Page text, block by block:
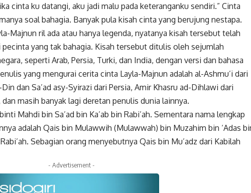
cinta ku datangi, aku jadi malu pada keteranganku sendiri.” Cinta
soal bahagia. Banyak pula kisah cinta yang berujung nestapa.
Majnun ril ada atau hanya legenda, nyatanya kisah tersebut telah
yang tak bahagia. Kisah tersebut ditulis oleh sejumlah
seperti Arab, Persia, Turki, dan India, dengan versi dan bahasa
yang mengurai cerita cinta Layla-Majnun adalah al-Ashmu’i dari
dan Sa’ad asy-Syirazi dari Persia, Amir Khasru ad-Dihlawi dari
masih banyak lagi deretan penulis dunia lainnya.
Mahdi bin Sa’ad bin Ka’ab bin Rabi’ah. Sementara nama lengkap
adalah Qais bin Mulawwih (Mulawwah) bin Muzahim bin ‘Adas
Rabi’ah. Sebagian orang menyebutnya Qais bin Mu’adz dari Kabilah
- Advertisement -